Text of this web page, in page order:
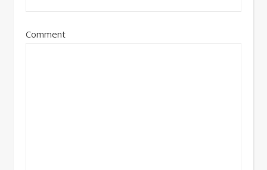
Comment